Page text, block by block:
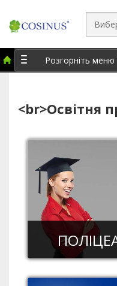
Розгорніть меню
<br>Освітня